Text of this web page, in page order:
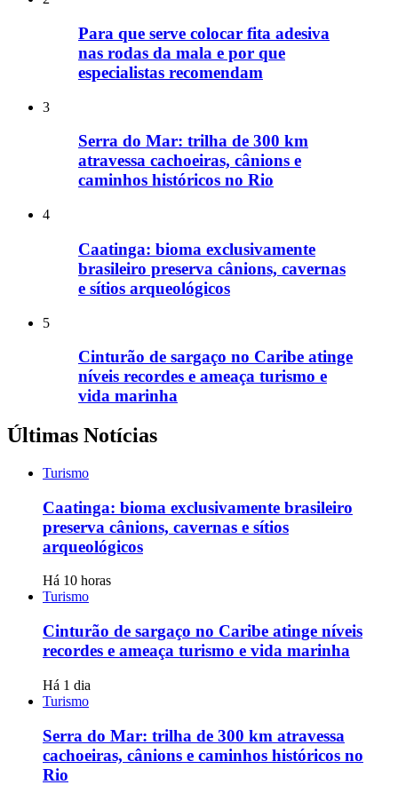
Para que serve colocar fita adesiva
nas rodas da mala e por que
especialistas recomendam
3
Serra do Mar: trilha de 300 km
atravessa cachoeiras, cânions e
caminhos históricos no Rio
4
Caatinga: bioma exclusivamente
brasileiro preserva cânions, cavernas
e sítios arqueológicos
5
Cinturão de sargaço no Caribe atinge
níveis recordes e ameaça turismo e
vida marinha
Últimas Notícias
Turismo
Caatinga: bioma exclusivamente brasileiro
preserva cânions, cavernas e sítios
arqueológicos
Há 10 horas
Turismo
Cinturão de sargaço no Caribe atinge níveis
recordes e ameaça turismo e vida marinha
Há 1 dia
Turismo
Serra do Mar: trilha de 300 km atravessa
cachoeiras, cânions e caminhos históricos no
Rio